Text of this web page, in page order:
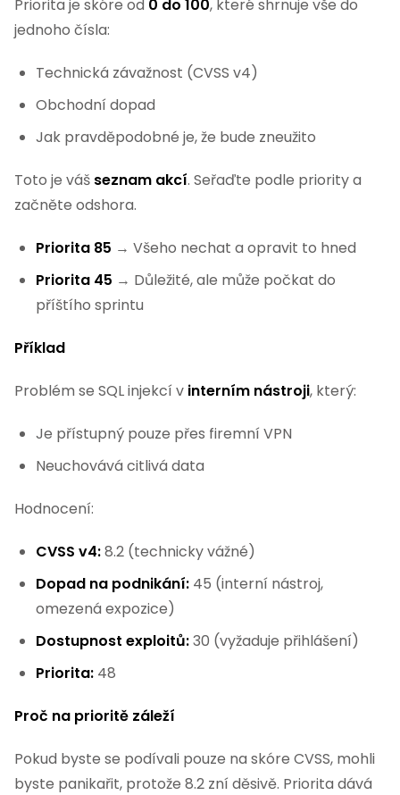
Priorita je skóre od 0 do 100, které shrnuje vše do
jednoho čísla:
Technická závažnost (CVSS v4)
Obchodní dopad
Jak pravděpodobné je, že bude zneužito
Toto je váš seznam akcí. Seřaďte podle priority a
začněte odshora.
Priorita 85 → Všeho nechat a opravit to hned
Priorita 45 → Důležité, ale může počkat do
příštího sprintu
Příklad
Problém se SQL injekcí v interním nástroji, který:
Je přístupný pouze přes firemní VPN
Neuchovává citlivá data
Hodnocení:
CVSS v4:8.2 (technicky vážné)
Dopad na podnikání: 45 (interní nástroj,
omezená expozice)
Dostupnost exploitů:30 (vyžaduje přihlášení)
Priorita: 48
Proč na prioritě záleží
Pokud byste se podívali pouze na skóre CVSS, mohli
byste panikařit, protože 8.2 zní děsivě. Priorita dává